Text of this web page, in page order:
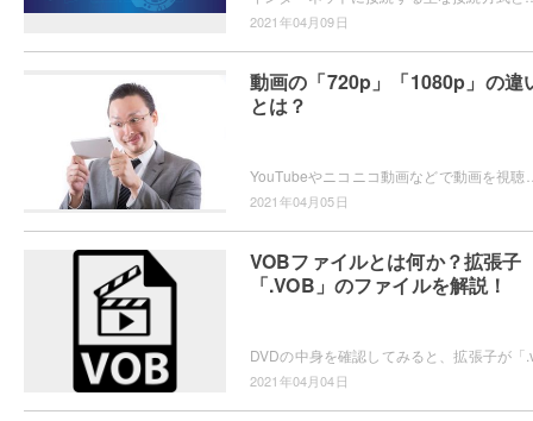
2021年04月09日
動画の「720p」「1080p」の違
とは？
2021年04月05日
VOBファイルとは何か？拡張子
「.VOB」のファイルを解説！
2021年04月04日